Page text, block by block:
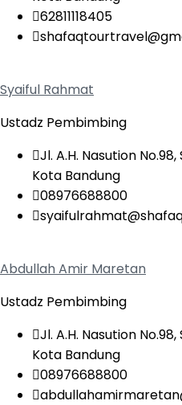
62811118405
Syaiful Rahmat
Ustadz Pembimbing
Jl. A.H. Nasution
Kota Bandung
08976688800
Abdullah Amir Maretan
Ustadz Pembimbing
Jl. A.H. Nasution
Kota Bandung
08976688800